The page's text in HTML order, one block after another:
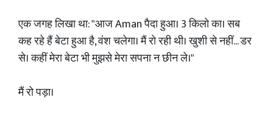
एक जगह लिखा था: "आज Aman पैदा हुआ। 3 किलो का। सब
कह रहे हैं बेटा हुआ है, वंश चलेगा। मैं रो रही थी। खुशी से नहीं... डर
से। कहीं मेरा बेटा भी मुझसे मेरा सपना न छीन ले।"
मैं रो पड़ा।